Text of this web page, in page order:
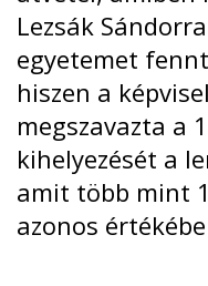
Lezsák
egyetemet
hiszen a
megszavazta a
kihelyezését a
amit több mint
azonos